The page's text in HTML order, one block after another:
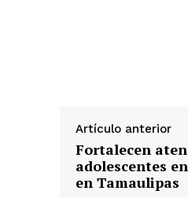
Artículo anterior
Fortalecen
adolescentes
en Tamaulipas